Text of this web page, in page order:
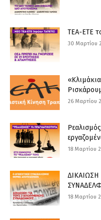
ΤΕΑ-ΕΤΕ
30 Μαρτίου
26 Μαρτίου
18 Μαρτίου
18 Μαρτίου